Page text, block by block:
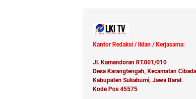
Kantor Redaksi / Iklan / Kerjasama:
Jl. Kamandoran RT.001/010
Desa Karangtengah, Kecamatan
Kabupaten Sukabumi, Jawa Barat
Kode Pos 45575